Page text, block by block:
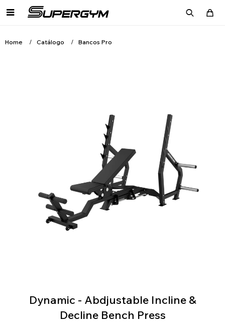

Home Catálogo Bancos Pro
Dynamic - Abdjustable Incline &
Decline Bench Press